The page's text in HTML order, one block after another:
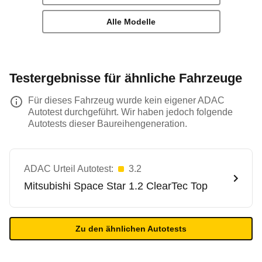
Alle Modelle
Testergebnisse für ähnliche Fahrzeuge
Für dieses Fahrzeug wurde kein eigener ADAC
Autotest durchgeführt. Wir haben jedoch folgende
Autotests dieser Baureihengeneration.
ADAC Urteil Autotest: 3.2
Mitsubishi Space Star 1.2 ClearTec Top
Zu den ähnlichen Autotests